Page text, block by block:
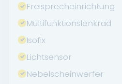
Freisprecheinrichtung
Multifunktionslenkrad
Isofix
Lichtsensor
Nebelscheinwerfer